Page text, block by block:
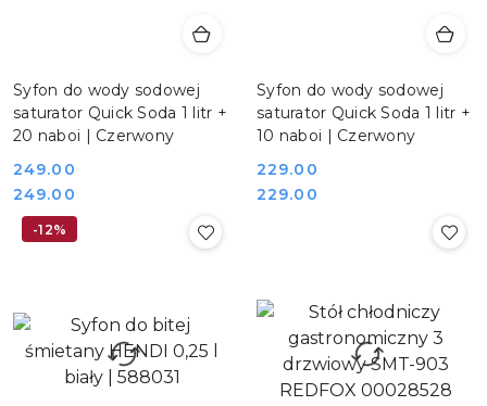
Syfon do wody sodowej
saturator Quick Soda 1 litr +
20 naboi | Czerwony
Cena:
249.00
Cena:
249.00
Syfon do wody sodowej
saturator Quick Soda 1 litr +
10 naboi | Czerwony
Cena:
229.00
Cena:
229.00
-12%